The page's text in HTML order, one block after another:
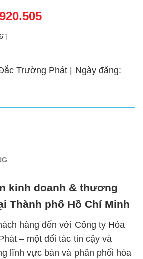
Trường Phát | Ngày đăng:
kinh doanh & thương
Thành phố Hồ Chí Minh
hàng đến với Công ty Hóa
– một đối tác tin cậy và
lĩnh vực bán và phân phối hóa